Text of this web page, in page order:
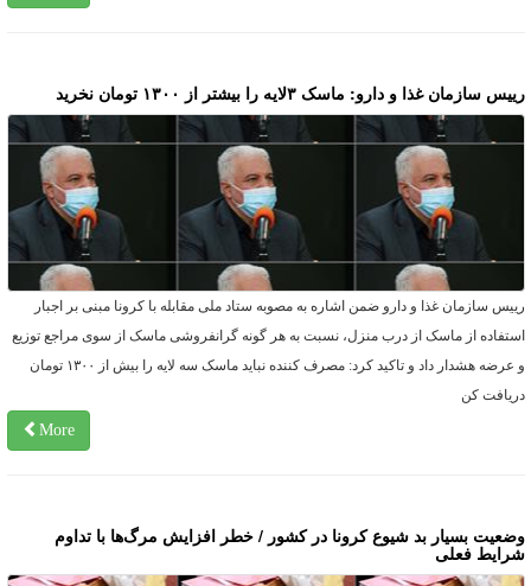
سازمان غذا و دارو: ماسک ۳لایه را بیشتر از ۱۳۰۰ تومان نخرید
سازمان غذا و دارو ضمن اشاره به مصوبه ستاد ملی مقابله با کرونا مبنی بر اجبار
از ماسک از درب منزل، نسبت به هر گونه گرانفروشی ماسک از سوی مراجع توزیع
و عرضه هشدار داد و تاکید کرد: مصرف کننده نباید ماسک سه لایه را بیش از ۱۳۰۰ تومان
کن
More
بسیار بد شیوع کرونا در کشور / خطر افزایش مرگ‌ها با تداوم
فعلی